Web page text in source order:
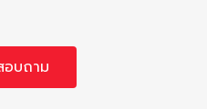
บถาม